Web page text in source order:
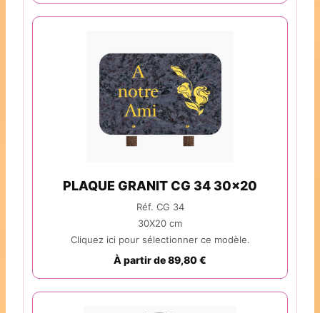
PLAQUE GRANIT CG 34 30x20
Réf. CG 34
30X20 cm
Cliquez ici pour sélectionner ce modèle.
À partir de 89,80 €